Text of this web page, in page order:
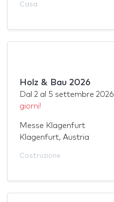
Casa
Holz & Bau 2026
Dal 2 al 5 settembre 2026
giorni!
Messe Klagenfurt
Klagenfurt, Austria
Costruzione